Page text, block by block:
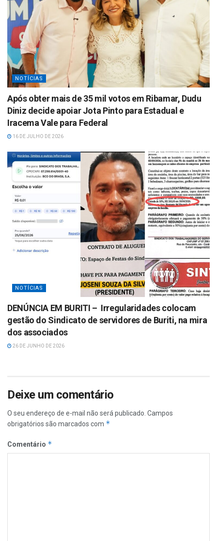
NOTÍCIAS
Após obter mais de 35 mil votos em Ribamar, Dudu
Diniz decide apoiar Jota Pinto para Estadual e
Iracema Vale para Federal
16 DE JULHO DE 2026
NOTÍCIAS
DENÚNCIA EM BURITI – Irregularidades colocam
gestão do Sindicato de servidores de Buriti, na mira
dos associados
26 DE JUNHO DE 2026
Deixe um comentário
O seu endereço de e-mail não será publicado. Campos
obrigatórios são marcados com *
Comentário *